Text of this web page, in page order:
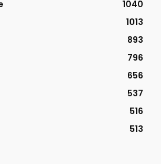
1040
1013
893
796
656
537
516
513